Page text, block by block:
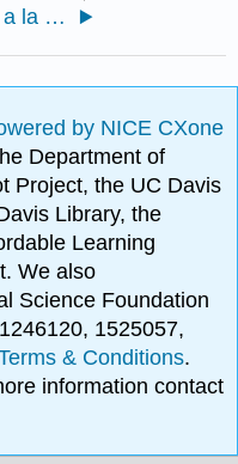
1.1: Introducción a la Historia del Arte Moderno y Contemporáneo (1800-Actualidad)
by NICE CXone
Department of
Project, the UC Davis
Library, the
Learning
We also
Science Foundation
1525057,
& Conditions.
information contact